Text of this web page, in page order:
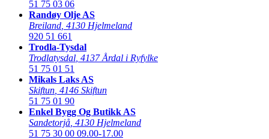
51 75 03 06
Randøy Olje AS
Breiland 4130 Hjelmeland
920 51 661
Trodla-Tysdal
Trodlatysdal 4137 Årdal i Ryfylke
51 75 01 51
Mikals Laks AS
Skiftun 4146 Skiftun
51 75 01 90
Enkel Bygg Og Butikk AS
Sandetorjå 4130 Hjelmeland
51 75 30 00 09.00-17.00